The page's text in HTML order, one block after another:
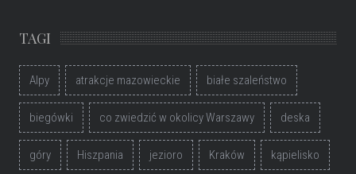
TAGI
Alpy atrakcje mazowieckie białe szaleństwo
biegówki co zwiedzić w okolicy Warszawy deska
góry Hiszpania jezioro Kraków kąpielisko